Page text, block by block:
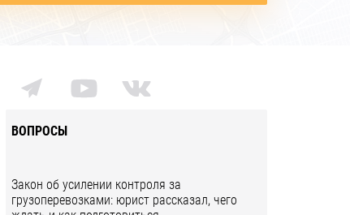
ВОПРОСЫ
Закон об усилении контроля за
грузоперевозками: юрист рассказал, чего